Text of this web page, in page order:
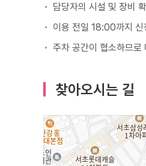
담당자의 시설 및 장비
이용 전일 18:00까지 신
주차 공간이 협소하므로
찾아오시는 길